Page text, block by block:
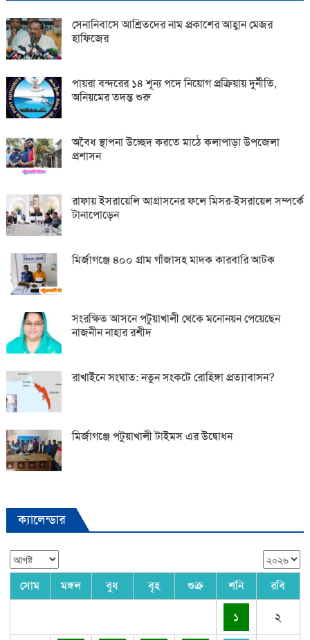
সেনানিবাসে আশ্রিতদের নাম প্রকাশের আহ্বান মেজর
হাফিজের
পায়রা বন্দরের ১৪ শূন্য পদে নিয়োগ প্রক্রিয়ায় দুর্নীতি,
অনিয়মের তদন্ত শুরু
অবৈধ স্থাপনা উচ্ছেদ করতে মাঠে কলাপাড়া উপজেলা
প্রশাসন
রাফায় ইসরায়েলি আগ্রাসনের ফলে মিসর-ইসরায়েল সম্পর্কে
টানাপোড়েন
মির্জাগঞ্জে ৪০০ গ্রাম গাঁজাসহ মাদক কারবারি আটক
সংরক্ষিত আসনে পটুয়াখালী থেকে মনোনয়ন পেয়েছেন
নাজনীন নাহার রশীদ
রাখাইনে সংঘাত: নতুন সংকটে রোহিঙ্গা প্রত্যাবাসন?
মির্জাগঞ্জে পটুয়াখালী টাইমস এর উদ্বোধন
ক্যালেন্ডার
সোম মঙ্গল বুধ বৃহ শুক্র শনি রবি
১ ২